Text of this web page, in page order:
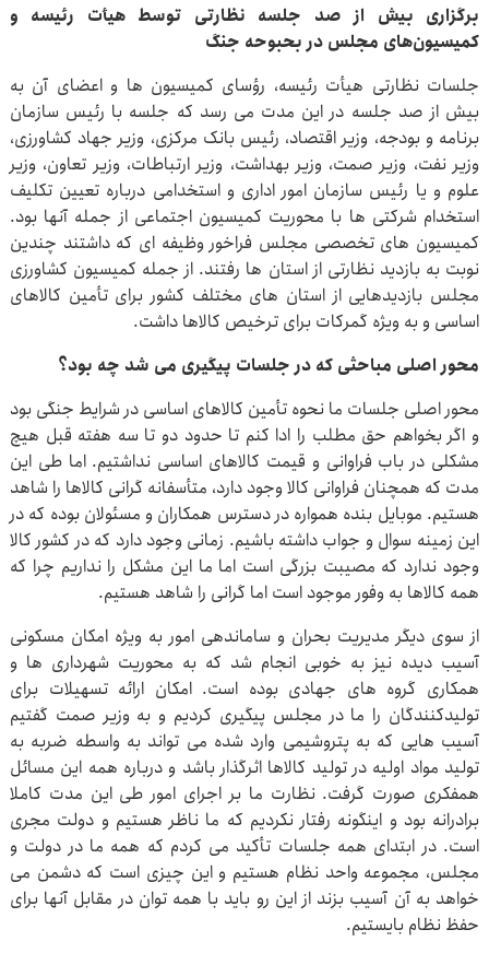
برگزاری بیش از صد جلسه نظارتی توسط هیأت رئیسه و
کمیسیون‌های مجلس در بحبوحه جنگ
جلسات نظارتی هیأت رئیسه، رؤسای کمیسیون ها و اعضای آن به
بیش از صد جلسه در این مدت می رسد که جلسه با رئیس سازمان
برنامه و بودجه، وزیر اقتصاد، رئیس بانک مرکزی، وزیر جهاد کشاورزی،
وزیر نفت، وزیر صمت، وزیر بهداشت، وزیر ارتباطات، وزیر تعاون، وزیر
علوم و یا رئیس سازمان امور اداری و استخدامی درباره تعیین تکلیف
استخدام شرکتی ها با محوریت کمیسیون اجتماعی از جمله آنها بود.
کمیسیون های تخصصی مجلس فراخور وظیفه ای که داشتند چندین
نوبت به بازدید نظارتی از استان ها رفتند. از جمله کمیسیون کشاورزی
مجلس بازدیدهایی از استان های مختلف کشور برای تأمین کالاهای
اساسی و به ویژه گمرکات برای ترخیص کالاها داشت.
محور اصلی مباحثی که در جلسات پیگیری می شد چه بود؟
محور اصلی جلسات ما نحوه تأمین کالاهای اساسی در شرایط جنگی بود
و اگر بخواهم حق مطلب را ادا کنم تا حدود دو تا سه هفته قبل هیچ
مشکلی در باب فراوانی و قیمت کالاهای اساسی نداشتیم. اما طی این
مدت که همچنان فراوانی کالا وجود دارد، متأسفانه گرانی کالاها را شاهد
هستیم. موبایل بنده همواره در دسترس همکاران و مسئولان بوده که در
این زمینه سوال و جواب داشته باشیم. زمانی وجود دارد که در کشور کالا
وجود ندارد که مصیبت بزرگی است اما ما این مشکل را نداریم چرا که
همه کالاها به وفور موجود است اما گرانی را شاهد هستیم.
از سوی دیگر مدیریت بحران و ساماندهی امور به ویژه امکان مسکونی
آسیب دیده نیز به خوبی انجام شد که به محوریت شهرداری ها و
همکاری گروه های جهادی بوده است. امکان ارائه تسهیلات برای
تولیدکنندگان را ما در مجلس پیگیری کردیم و به وزیر صمت گفتیم
آسیب هایی که به پتروشیمی وارد شده می تواند به واسطه ضربه به
تولید مواد اولیه در تولید کالاها اثرگذار باشد و درباره همه این مسائل
همفکری صورت گرفت. نظارت ما بر اجرای امور طی این مدت کاملا
برادرانه بود و اینگونه رفتار نکردیم که ما ناظر هستیم و دولت مجری
است. در ابتدای همه جلسات تأکید می کردم که همه ما در دولت و
مجلس، مجموعه واحد نظام هستیم و این چیزی است که دشمن می
خواهد به آن آسیب بزند از این رو باید با همه توان در مقابل آنها برای
حفظ نظام بایستیم.